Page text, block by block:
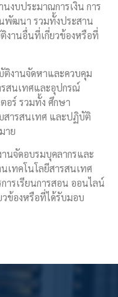
งบประมาณการเงิน การ
พัฒนา รวมทั้งประสาน
งานอื่นที่เกี่ยวข้องหรือที่
งานจัดหาและควบคุม
สนเทศและอุปกรณ์
อร์ รวมทั้ง ศึกษา
สารสนเทศ และปฏิบัติ
าย
นจัดอบรมบุคลากรและ
เทคโนโลยีสารสนเทศ
ารเรียนการสอน ออนไลน์
ข้องหรือที่ได้รับมอบ